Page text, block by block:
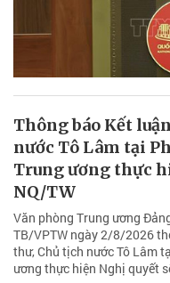
Thông báo Kết
nước Tô Lâm tại
Trung ương thực
NQ/TW
Văn phòng Trung ương
TB/VPTW ngày 2/8/2026
thư, Chủ tịch nước Tô Lâm
ương thực hiện Nghị quyết